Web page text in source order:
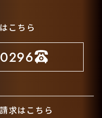
こちら
求はこちら